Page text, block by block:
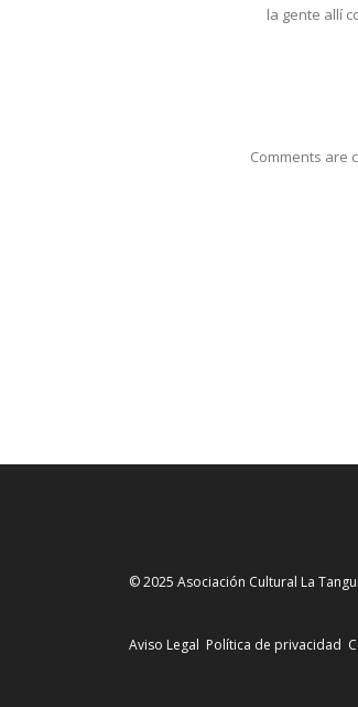
la gente allí
Comments are
© 2025 Asociación Cultural La
Aviso Legal Política de privacidad